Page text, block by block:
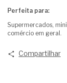
Perfeita para:
Supermercados,
comércio em geral.
Compartilhar